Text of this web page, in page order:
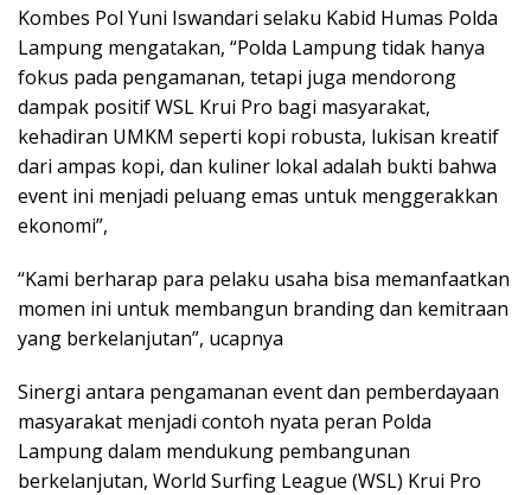
Kombes Pol Yuni Iswandari selaku Kabid Humas Polda
Lampung mengatakan, “Polda Lampung tidak hanya
fokus pada pengamanan, tetapi juga mendorong
dampak positif WSL Krui Pro bagi masyarakat,
kehadiran UMKM seperti kopi robusta, lukisan kreatif
dari ampas kopi, dan kuliner lokal adalah bukti bahwa
event ini menjadi peluang emas untuk menggerakkan
ekonomi”,
“Kami berharap para pelaku usaha bisa memanfaatkan
momen ini untuk membangun branding dan kemitraan
yang berkelanjutan”, ucapnya
Sinergi antara pengamanan event dan pemberdayaan
masyarakat menjadi contoh nyata peran Polda
Lampung dalam mendukung pembangunan
berkelanjutan, World Surfing League (WSL) Krui Pro